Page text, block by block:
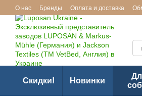
Перейти к основному контенту
О нас Бренды Оплата и доставка
Скидки! Новинки